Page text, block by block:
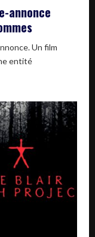
annonce
Un film
entité